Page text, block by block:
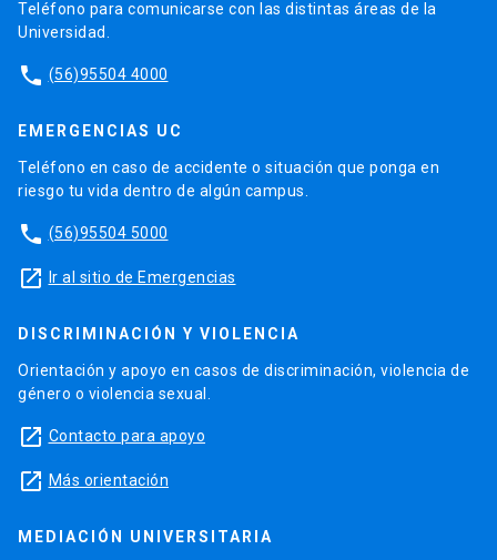
Teléfono para comunicarse con las distintas áreas de la
Universidad.
phone (56)95504 4000
EMERGENCIAS UC
Teléfono en caso de accidente o situación que ponga en
riesgo tu vida dentro de algún campus.
phone (56)95504 5000
launch Ir al sitio de Emergencias
DISCRIMINACIÓN Y VIOLENCIA
Orientación y apoyo en casos de discriminación, violencia de
género o violencia sexual.
launch Contacto para apoyo
launch Más orientación
MEDIACIÓN UNIVERSITARIA